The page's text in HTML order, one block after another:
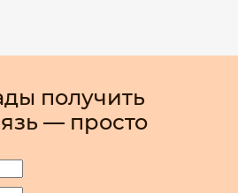
получить
— просто